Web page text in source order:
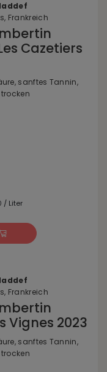
Frankreich
Cazetiers
sanftes Tannin,
/ Liter
Frankreich
Vignes 2023
sanftes Tannin,